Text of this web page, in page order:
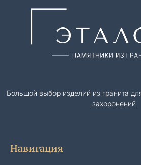
Большой выбор изделий из гранита
захоронений
Навигация